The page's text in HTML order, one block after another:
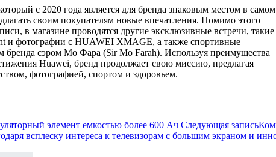
с 2020 года является для бренда знаковым местом в самом
своим покупателям новые впечатления. Помимо этого
в магазине проводятся другие эксклюзивные встречи, такие
и фотографии с HUAWEI XMAGE, а также спортивные
бренда сэром Мо Фара (Sir Mo Farah). Используя преимущества
Huawei, бренд продолжает свою миссию, предлагая
фотографией, спортом и здоровьем.
элемент емкостью более 600 Ач Следующая запись
всплеску интереса к телевизорам с большим экраном и